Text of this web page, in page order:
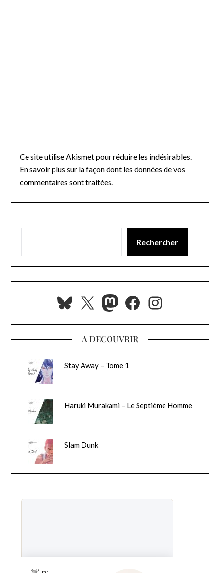
Ce site utilise Akismet pour réduire les indésirables.
En savoir plus sur la façon dont les données de vos
commentaires sont traitées.
Rechercher
Bluesky
X Mastodon
Facebook
A DECOUVRIR
Stay Away – Tome 1
Haruki Murakami – Le Septième Homme
Slam Dunk